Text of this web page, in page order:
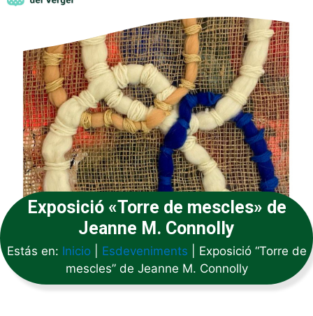
Exposició «Torre de mescles» de
Jeanne M. Connolly
Estás en: Inicio| Esdeveniments
Exposició “Torre de
mescles” de Jeanne M. Connolly